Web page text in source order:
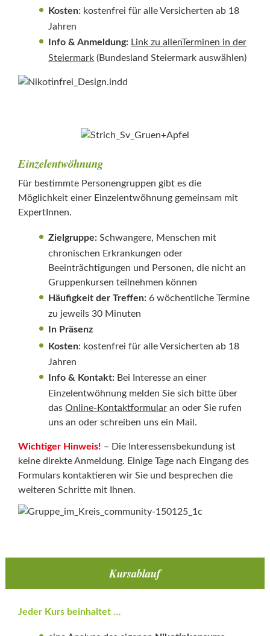
Kosten: kostenfrei für alle Versicherten ab 18
Jahren
Info & Anmeldung: Link zu allenTerminen in der
Steiermark (Bundesland Steiermark auswählen)
Einzelentwöhnung
Für bestimmte Personengruppen gibt es die
Möglichkeit einer Einzelentwöhnung gemeinsam mit
ExpertInnen.
Zielgruppe:Schwangere, Menschen mit
chronischen Erkrankungen oder
Beeinträchtigungen und Personen, die nicht an
Gruppenkursen teilnehmen können
Häufigkeit der Treffen: 6 wöchentliche Termine
zu jeweils 30 Minuten
In Präsenz
Kosten: kostenfrei für alle Versicherten ab 18
Jahren
Info & Kontakt: Bei Interesse an einer
Einzelentwöhnung melden Sie sich bitte über
dasOnline-Kontaktformular an oder Sie rufen
uns an oder schreiben uns ein Mail.
Wichtiger Hinweis! – Die Interessensbekundung ist
keine direkte Anmeldung. Einige Tage nach Eingang des
Formulars kontaktieren wir Sie und besprechen die
weiteren Schritte mit Ihnen.
Kursablauf
Jeder Kurs beinhaltet …